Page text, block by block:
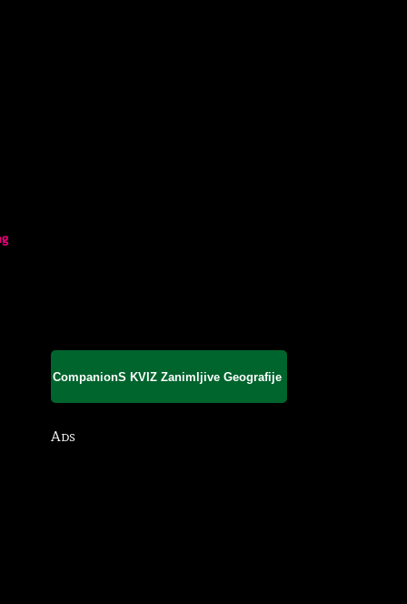
CompanionS KVIZ Zanimljive Geografije
Ads